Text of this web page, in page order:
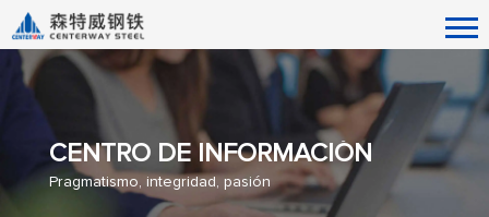
CENTRO DE INFORMACIÓN
Pragmatismo, integridad, pasión